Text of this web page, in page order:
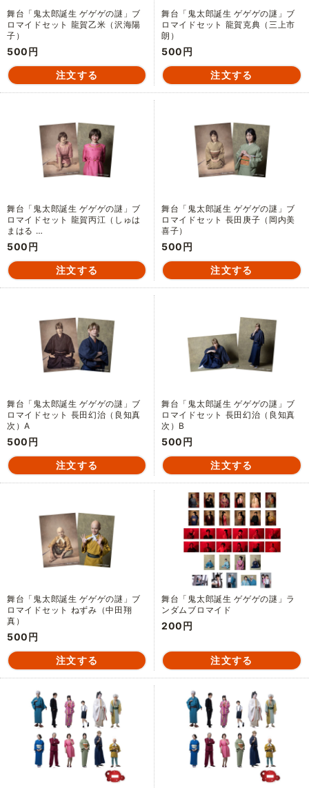
舞台「鬼太郎誕生 ゲゲゲの謎」ブ
ロマイドセット 龍賀乙米（沢海陽
子）
500円
舞台「鬼太郎誕生 ゲゲゲの謎」ブ
ロマイドセット 龍賀克典（三上市
朗）
500円
舞台「鬼太郎誕生 ゲゲゲの謎」ブ
ロマイドセット 龍賀丙江（しゅは
まはる …
500円
舞台「鬼太郎誕生 ゲゲゲの謎」ブ
ロマイドセット 長田庚子（岡内美
喜子）
500円
舞台「鬼太郎誕生 ゲゲゲの謎」ブ
ロマイドセット 長田幻治（良知真
次）A
500円
舞台「鬼太郎誕生 ゲゲゲの謎」ブ
ロマイドセット 長田幻治（良知真
次）B
500円
舞台「鬼太郎誕生 ゲゲゲの謎」ブ
ロマイドセット ねずみ（中田翔
真）
500円
舞台「鬼太郎誕生 ゲゲゲの謎」ラ
ンダムブロマイド
200円